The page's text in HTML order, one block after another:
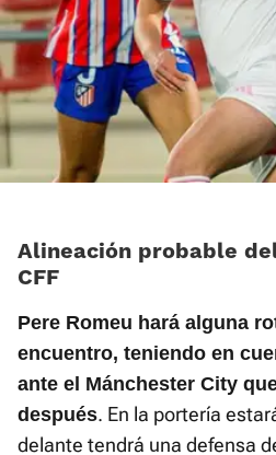
Alineación probable
CFF
Pere Romeu hará alguna
encuentro, teniendo en
ante el Mánchester City
después. En la portería
delante tendrá una defensa